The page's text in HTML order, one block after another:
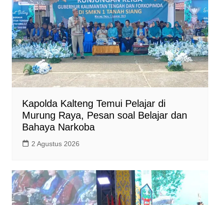
p
k
k
Kapolda Kalteng Temui Pelajar di
Murung Raya, Pesan soal Belajar dan
Bahaya Narkoba
2 Agustus 2026